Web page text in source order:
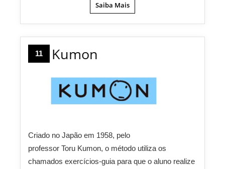
Saiba Mais
11 Kumon
Criado no Japão em 1958, pelo
professor Toru Kumon, o método utiliza os
chamados exercícios-guia para que o aluno realize